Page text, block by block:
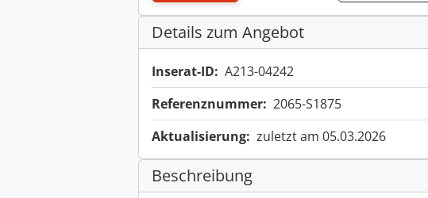
Details zum Angebot
Inserat-ID: A213-04242
Referenznummer: 2065-S1875
Aktualisierung: zuletzt am 05.03.2026
Beschreibung